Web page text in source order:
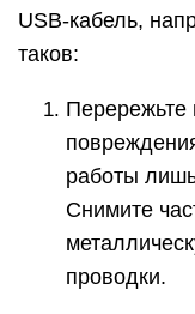
USB-кабель,
таков:
Перережьте
работы
Снимите
проводки.